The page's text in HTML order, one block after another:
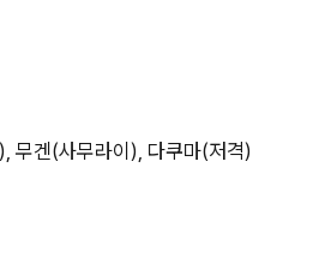
무겐(사무라이), 다쿠마(저격)